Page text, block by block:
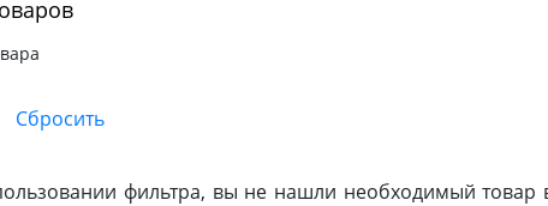
фильтра, вы не нашли необходимый товар